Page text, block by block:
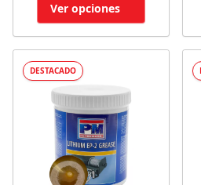
Ver opciones
DESTACADO